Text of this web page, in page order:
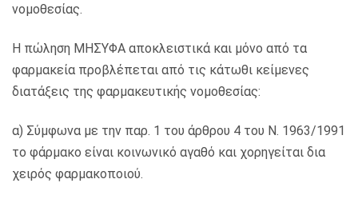
νομοθεσίας.
Η πώληση ΜΗΣΥΦΑ αποκλειστικά και μόνο από τα
φαρμακεία προβλέπεται από τις κάτωθι κείμενες
διατάξεις της φαρμακευτικής νομοθεσίας:
α) Σύμφωνα με την παρ. 1 του άρθρου 4 του Ν. 1963/1991
το φάρμακο είναι κοινωνικό αγαθό και χορηγείται δια
χειρός φαρμακοποιού.